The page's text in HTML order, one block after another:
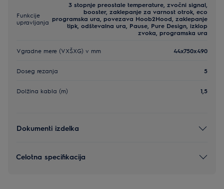
Funkcije
upravljanja
3 stopnje preostale temperature, zvočni signal,
booster, zaklepanje za varnost otrok, eco
programska ura, povezava Hoob2Hood, zaklepanje
tipk, odštevalna ura, Pause, Pure Design, izklop
zvoka, programska ura
Vgradne mere (VXŠXG) v mm 44x750x490
Doseg rezanja 5
Dolžina kabla (m) 1,5
Dokumenti izdelka
Celotna specifikacija